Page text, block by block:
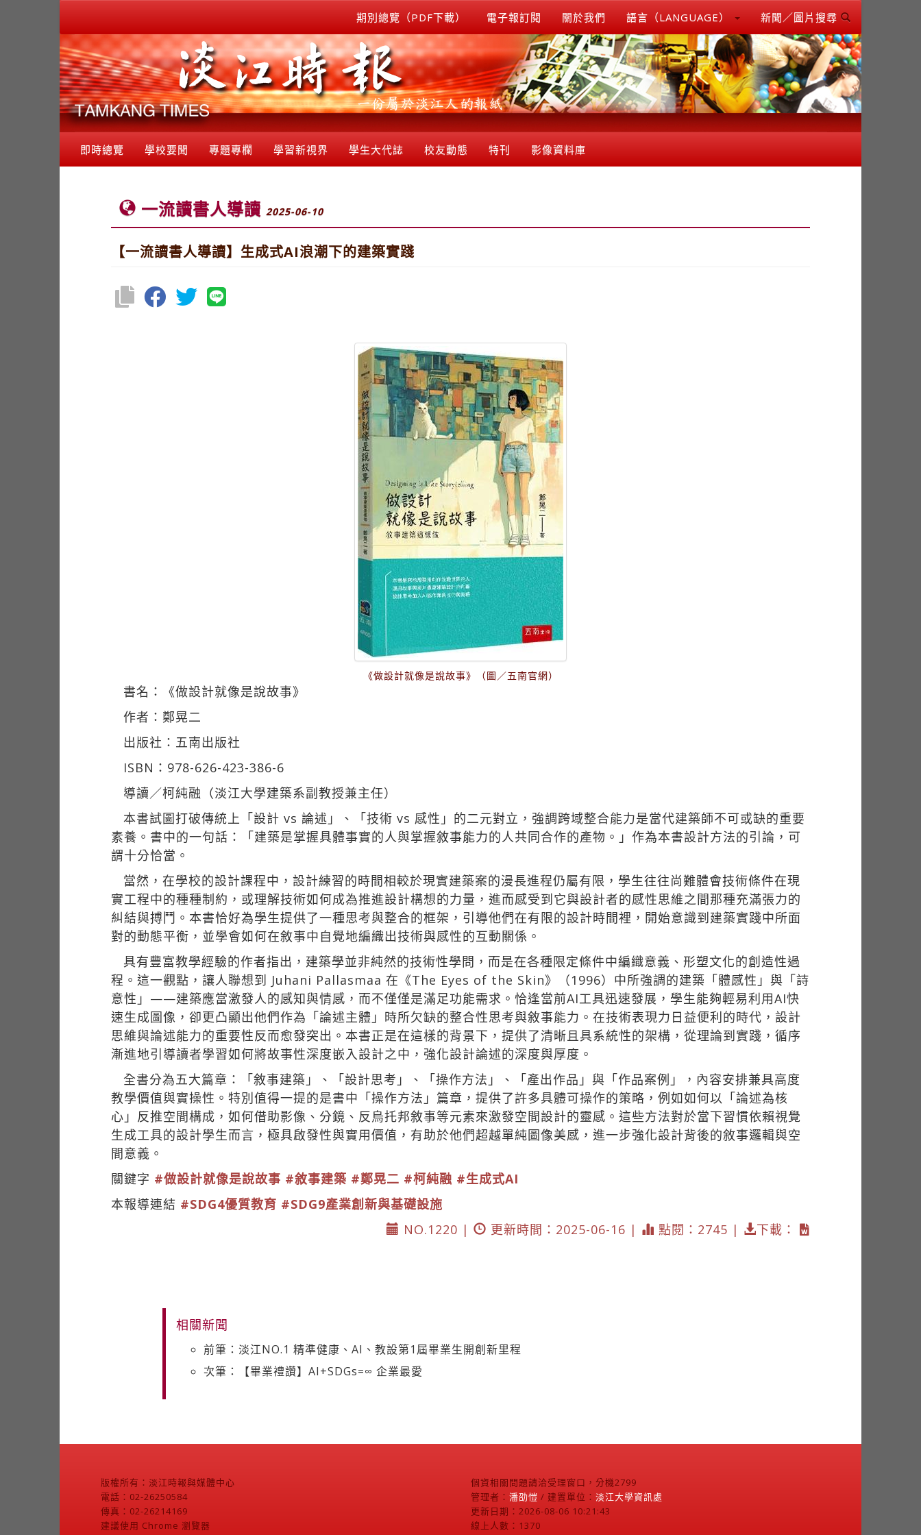
期別總覽（PDF下載） 電子報訂閱 關於我們 語言（LANGUAGE） 新聞／圖片搜尋
即時總覽 學校要聞 專題專欄 學習新視界 學生大代誌 校友動態 特刊 影像資料庫
一流讀書人導讀 2025-06-10
【一流讀書人導讀】生成式AI浪潮下的建築實踐
《做設計就像是說故事》（圖／五南官網）
書名：《做設計就像是說故事》
作者：鄭晃二
出版社：五南出版社
ISBN：978-626-423-386-6
導讀／柯純融（淡江大學建築系副教授兼主任）
本書試圖打破傳統上「設計 vs 論述」、「技術 vs 感性」的二元對立，強調跨域整合能力是當代建築師不可或缺的重要
素養。書中的一句話：「建築是掌握具體事實的人與掌握敘事能力的人共同合作的產物。」作為本書設計方法的引論，可
謂十分恰當。
當然，在學校的設計課程中，設計練習的時間相較於現實建築案的漫長進程仍屬有限，學生往往尚難體會技術條件在現
實工程中的種種制約，或理解技術如何成為推進設計構想的力量，進而感受到它與設計者的感性思維之間那種充滿張力的
糾結與搏鬥。本書恰好為學生提供了一種思考與整合的框架，引導他們在有限的設計時間裡，開始意識到建築實踐中所面
對的動態平衡，並學會如何在敘事中自覺地編織出技術與感性的互動關係。
具有豐富教學經驗的作者指出，建築學並非純然的技術性學問，而是在各種限定條件中編織意義、形塑文化的創造性過
程。這一觀點，讓人聯想到 Juhani Pallasmaa 在《The Eyes of the Skin》（1996）中所強調的建築「體感性」與「詩
意性」——建築應當激發人的感知與情感，而不僅僅是滿足功能需求。恰逢當前AI工具迅速發展，學生能夠輕易利用AI快
速生成圖像，卻更凸顯出他們作為「論述主體」時所欠缺的整合性思考與敘事能力。在技術表現力日益便利的時代，設計
思維與論述能力的重要性反而愈發突出。本書正是在這樣的背景下，提供了清晰且具系統性的架構，從理論到實踐，循序
漸進地引導讀者學習如何將故事性深度嵌入設計之中，強化設計論述的深度與厚度。
全書分為五大篇章：「敘事建築」、「設計思考」、「操作方法」、「產出作品」與「作品案例」，內容安排兼具高度
教學價值與實操性。特別值得一提的是書中「操作方法」篇章，提供了許多具體可操作的策略，例如如何以「論述為核
心」反推空間構成，如何借助影像、分鏡、反烏托邦敘事等元素來激發空間設計的靈感。這些方法對於當下習慣依賴視覺
生成工具的設計學生而言，極具啟發性與實用價值，有助於他們超越單純圖像美感，進一步強化設計背後的敘事邏輯與空
間意義。
關鍵字 #做設計就像是說故事 #敘事建築 #鄭晃二 #柯純融 #生成式AI
本報導連結 #SDG4優質教育 #SDG9產業創新與基礎設施
NO.1220 |
更新時間：2025-06-16 | 點閱：2745 | 下載：
相關新聞
前筆：淡江NO.1 精準健康、AI、教設第1屆畢業生開創新里程
次筆：【畢業禮讚】AI+SDGs=∞ 企業最愛
版權所有：淡江時報與媒體中心
電話：02-26250584
傳真：02-26214169
建議使用 Chrome 瀏覽器
個資相關問題請洽受理窗口，分機2799
管理者： 潘劭愷 / 建置單位： 淡江大學資訊處
更新日期：2026-08-06 10:21:43
線上人數：1370